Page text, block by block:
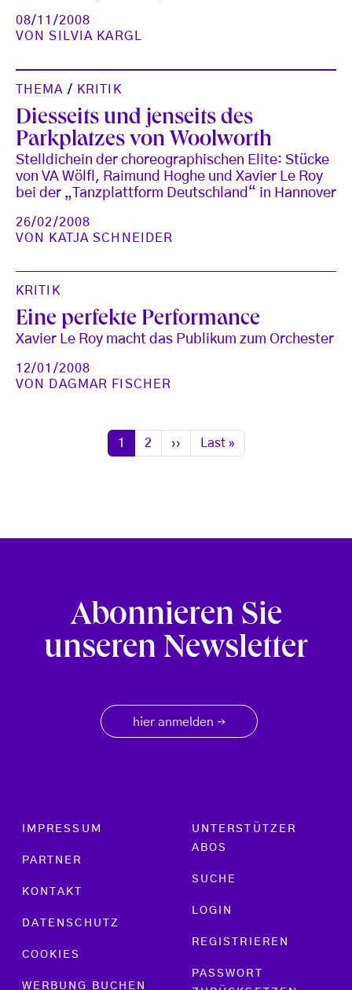
08/11/2008
VONSILVIA KARGL
THEMA / KRITIK
Diesseits und jenseits des
Parkplatzes von Woolworth
Stelldichein der choreographischen Elite: Stücke
von VA Wölfl, Raimund Hoghe und Xavier Le Roy
bei der „Tanzplattform Deutschland“ in Hannover
26/02/2008
VON
KATJA SCHNEIDER
KRITIK
Eine perfekte Performance
Xavier Le Roy macht das Publikum zum Orchester
12/01/2008
VON
DAGMAR FISCHER
Seitennummerierung
Seite
1 Seite
2 Nächste Seite
›› Letzte Seite
Last »
Abonnieren Sie
unseren Newsletter
hier anmelden →
Footer menu
IMPRESSUM
PARTNER
KONTAKT
DATENSCHUTZ
COOKIES
WERBUNG BUCHEN
UNTERSTÜTZER
ABOS
SUCHE
LOGIN
REGISTRIEREN
PASSWORT